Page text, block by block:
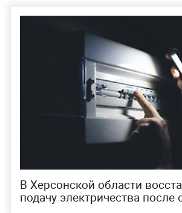
В Херсонской области
подачу электричества после